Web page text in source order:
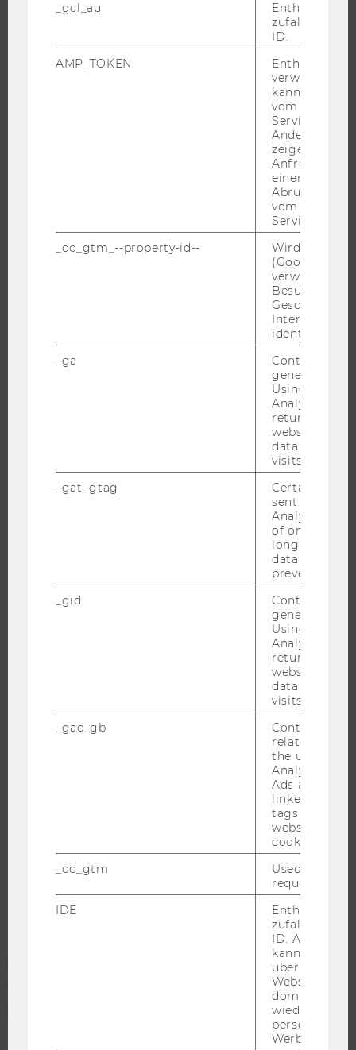
ANGEBOTE FÜR SCHULEN UND STUDIENINTERESSIERTE
FORSCHUNGSINFRASTRUKTUR
ORGANISATION
WU FOUNDATION
KARRIEREKONTAKTE AN DER WU
KARRIERENETZWERKE AN DER WU
STUDIERENDE
ALUMNI
_gcl_au
Enthält eine
ID.
AMP_TOKEN
Enthält ein
verwendet
kann, um
vom AMP-
Service
Andere
zeigen Opt-
Anfrage im
einen Fehler
Abrufen
vom AMP
Service an.
_dc_gtm_--property-id--
Wird von
(Google Tag
verwendet,
Besucher
Geschlecht
Interessen zu
identifizieren.
_ga
Contains a
generated
Using this
Analytics can
returning
website and
data from
visits.
_gat_gtag
Certain data
sent to
Analytics a
of once per
long as it is
data
prevented.
_gid
Contains a
generated
Using this
Analytics can
returning
website and
data from
visits.
_gac_gb
Contains
related
the user. If
Analytics and
Ads accounts
linked, the
tags on the
website read
cookie.
_dc_gtm
Used to
request rate.
IDE
Enthält eine
ID. Anhand
kann Google
über
Websites
Werbung